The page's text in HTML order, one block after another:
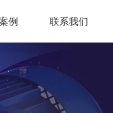
例 联系我们